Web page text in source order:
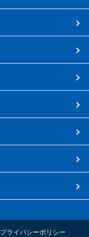
プライバシーポリシー